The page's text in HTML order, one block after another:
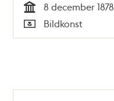
Tid
8 december 1878
Typ
Bildkonst